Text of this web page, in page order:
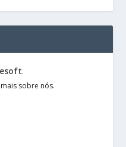
.
sobre nós.